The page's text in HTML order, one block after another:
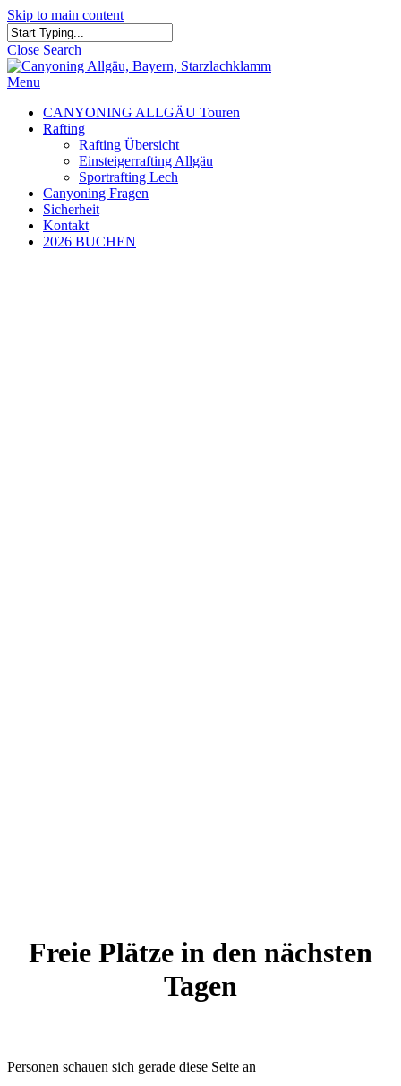
Skip to main content
Close Search
Menu
CANYONING ALLGÄU Touren
Rafting
Rafting Übersicht
Einsteigerrafting Allgäu
Sportrafting Lech
Canyoning Fragen
Sicherheit
Kontakt
2026 BUCHEN
Freie Plätze in den nächsten
Tagen
Personen schauen sich gerade diese Seite an